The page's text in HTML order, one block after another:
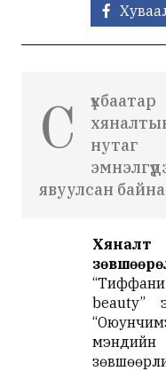
С
нутаг
явуулсан
Хяналт
beauty”